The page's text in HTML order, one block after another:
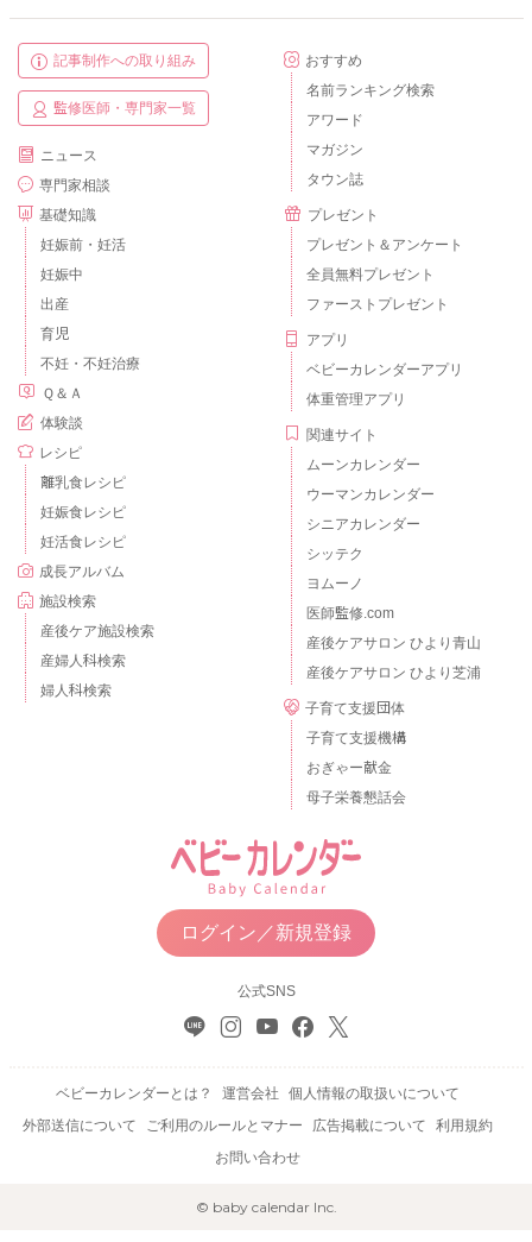
記事制作への取り組み
監修医師・専門家一覧
ニュース
専門家相談
基礎知識
妊娠前・妊活
妊娠中
出産
育児
不妊・不妊治療
Ｑ＆Ａ
体験談
レシピ
離乳食レシピ
妊娠食レシピ
妊活食レシピ
成長アルバム
施設検索
産後ケア施設検索
産婦人科検索
婦人科検索
おすすめ
名前ランキング検索
アワード
マガジン
タウン誌
プレゼント
プレゼント＆アンケート
全員無料プレゼント
ファーストプレゼント
アプリ
ベビーカレンダーアプリ
体重管理アプリ
関連サイト
ムーンカレンダー
ウーマンカレンダー
シニアカレンダー
シッテク
ヨムーノ
医師監修.com
産後ケアサロン ひより青山
産後ケアサロン ひより芝浦
子育て支援団体
子育て支援機構
おぎゃー献金
母子栄養懇話会
ログイン／新規登録
公式SNS
ベビーカレンダーとは？ 運営会社
個人情報の取扱いについて
外部送信について
ご利用のルールとマナー 広告掲載について
利用規約
お問い合わせ
© baby calendar Inc.